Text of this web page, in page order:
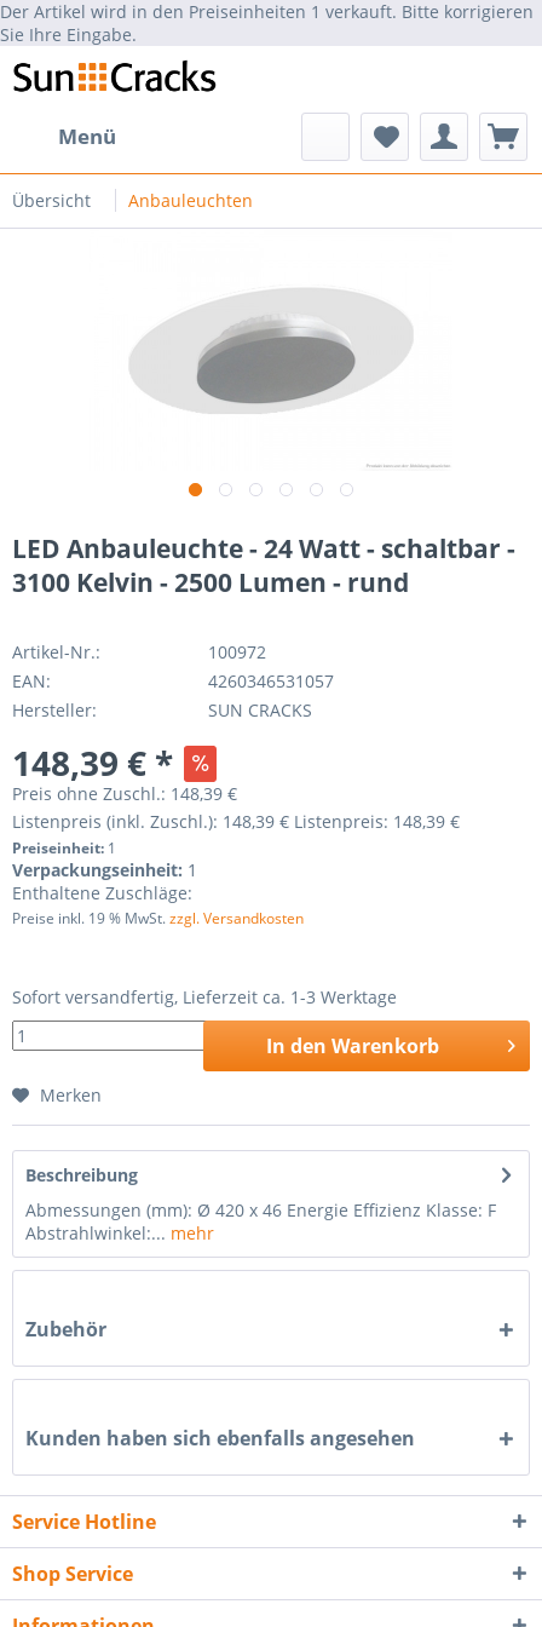
Der Artikel wird in den Preiseinheiten 1 verkauft. Bitte korrigieren
Sie Ihre Eingabe.
Menü
Übersicht Anbauleuchten
LED Anbauleuchte - 24 Watt - schaltbar -
3100 Kelvin - 2500 Lumen - rund
Artikel-Nr.:
100972
EAN:
4260346531057
Hersteller:
SUN CRACKS
148,39 € *
Preis ohne Zuschl.: 148,39 €
Listenpreis (inkl. Zuschl.): 148,39 € Listenpreis: 148,39 €
Preiseinheit: 1
Verpackungseinheit: 1
Enthaltene Zuschläge:
Preise inkl. 19 % MwSt.zzgl. Versandkosten
Sofort versandfertig, Lieferzeit ca. 1-3 Werktage
In den Warenkorb
Merken
Beschreibung
Abmessungen (mm): Ø 420 x 46 Energie Effizienz Klasse: F
Abstrahlwinkel:... mehr
Zubehör
Kunden haben sich ebenfalls angesehen
Service Hotline
Shop Service